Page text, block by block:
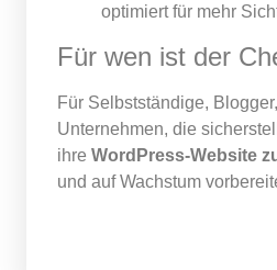
optimiert für mehr
Für wen ist der
Für Selbstständige,
Unternehmen, die
ihre WordPress-Website
und auf Wachstum